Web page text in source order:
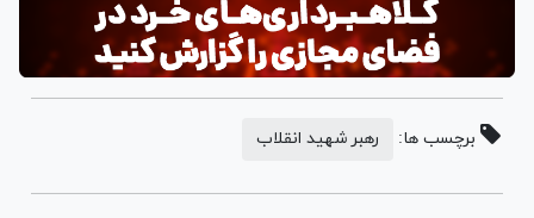
برچسب ها: رهبر شهید انقلاب